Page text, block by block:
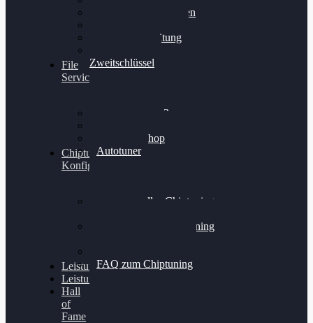
Bremsscheiben planen
Felgenaufbereitung
Zweitschlüssel
File
Service
Alientech Kess3
Alientech Shop
Autotuner
Chiptuning
Konfigurator
Professionelles Chiptuning
Professionelles Chiptuning
FAQ zum Chiptuning
Leistungsmessung
Leistungsprüfstand
Hall
of
Fame